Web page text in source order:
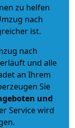
zu helfen
nach
ist.
nach
und alle
an Ihrem
Sie
und
Service wird